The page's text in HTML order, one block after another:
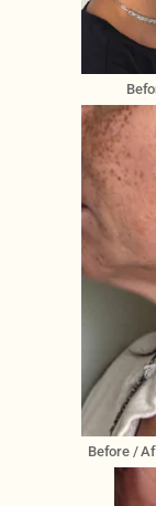
Before /